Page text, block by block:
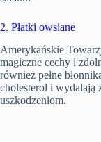
2. Płatki owsiane
Amerykańskie
magiczne cechy i
również pełne
cholesterol i wydalają
uszkodzeniom.